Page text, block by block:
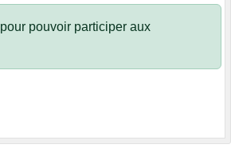
pour pouvoir participer aux